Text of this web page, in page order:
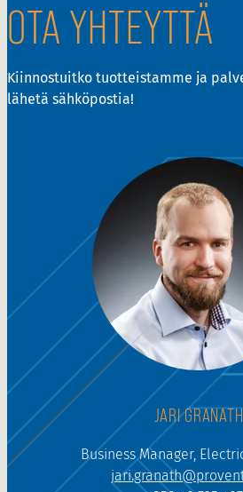
OTA YHTEYTTÄ
Kiinnostuitko tuotteistamme ja
lähetä sähköpostia!
JARI GRANATH
Business Manager,